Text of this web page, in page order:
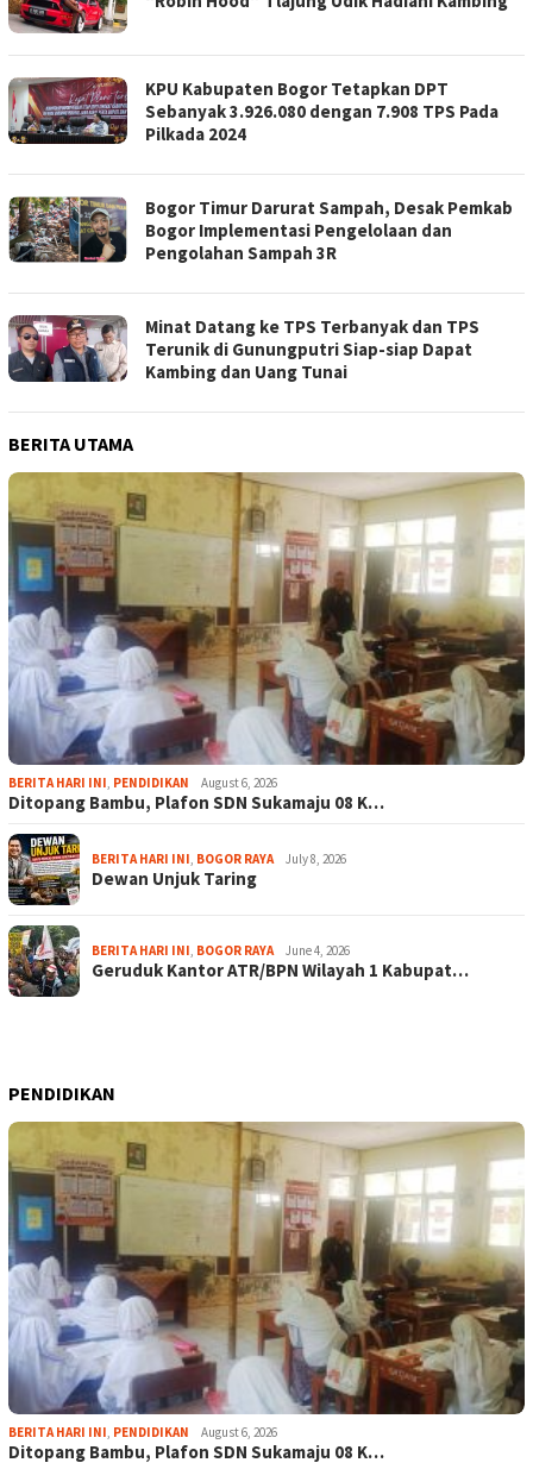
KPU Kabupaten Bogor Tetapkan DPT
Sebanyak 3.926.080 dengan 7.908 TPS Pada
Pilkada 2024
Bogor Timur Darurat Sampah, Desak Pemkab
Bogor Implementasi Pengelolaan dan
Pengolahan Sampah 3R
Minat Datang ke TPS Terbanyak dan TPS
Terunik di Gunungputri Siap-siap Dapat
Kambing dan Uang Tunai
BERITA UTAMA
BERITA HARI INI, PENDIDIKAN August 6, 2026
Ditopang Bambu, Plafon SDN Sukamaju 08 K…
BERITA HARI INI, BOGOR RAYA July 8, 2026
Dewan Unjuk Taring
BERITA HARI INI, BOGOR RAYA June 4, 2026
Geruduk Kantor ATR/BPN Wilayah 1 Kabupat…
PENDIDIKAN
BERITA HARI INI, PENDIDIKAN August 6, 2026
Ditopang Bambu, Plafon SDN Sukamaju 08 K…